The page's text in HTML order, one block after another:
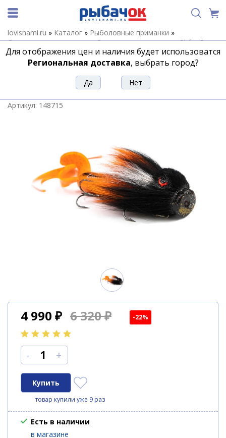
lovisnami.ru » Каталог » Рыболовные приманки »
Силиконовые приманки»Силиконовые приманки Strike Pro»
Strike Pro Miuras Mouse»Бактейл Miuras Mouse Big 11-
MMB-016 23см 95гр
Бактейл Miuras Mouse Big 11-MMB-016
Артикул: 148715
4 990 ₽ 6 320 ₽ -22%
- +
товар купили уже 9 раз
Есть в наличии
в магазине
Для отображения цен и наличия будет использоватся
Региональная доставка, выбрать город?